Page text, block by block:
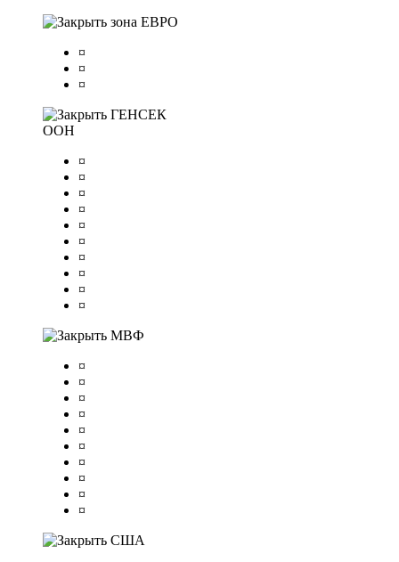
зона ЕВРО
¤
¤
¤
ГЕНСЕК
ООН
¤
¤
¤
¤
¤
¤
¤
¤
¤
¤
МВФ
¤
¤
¤
¤
¤
¤
¤
¤
¤
¤
США